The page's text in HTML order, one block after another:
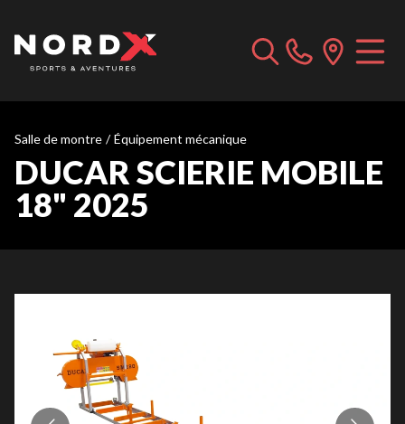
Salle de montre / Équipement mécanique
DUCAR SCIERIE MOBILE
18" 2025